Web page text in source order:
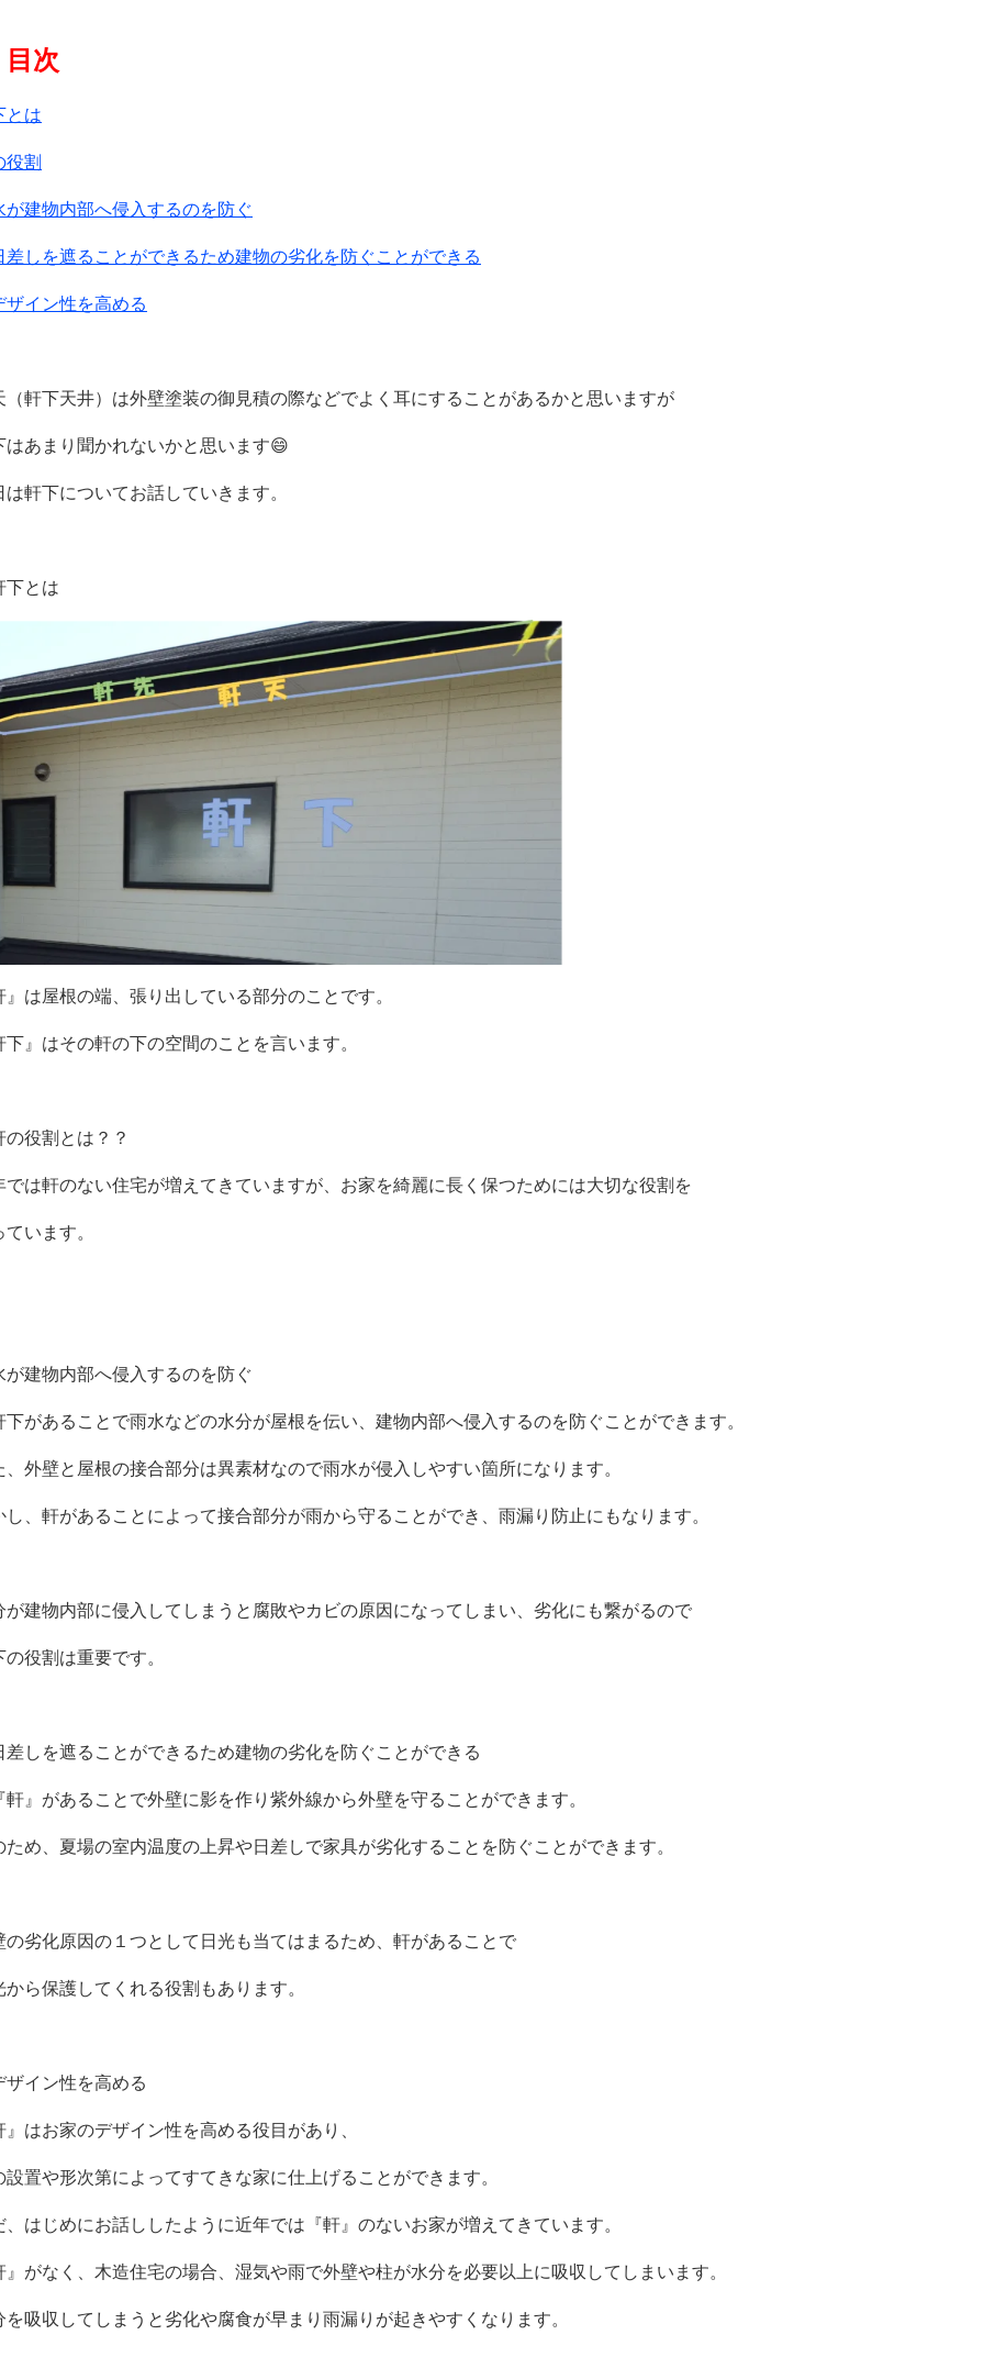
目次
とは
役割
が建物内部へ侵入するのを防ぐ
差しを遮ることができるため建物の劣化を防ぐことができる
ザイン性を高める
（軒下天井）は外壁塗装の御見積の際などでよく耳にすることがあるかと思いますが
はあまり聞かれないかと思います😄
は軒下についてお話していきます。
下とは
』は屋根の端、張り出している部分のことです。
下』はその軒の下の空間のことを言います。
の役割とは？？
では軒のない住宅が増えてきていますが、お家を綺麗に長く保つためには大切な役割を
ています。
が建物内部へ侵入するのを防ぐ
があることで雨水などの水分が屋根を伝い、建物内部へ侵入するのを防ぐことができます。
、外壁と屋根の接合部分は異素材なので雨水が侵入しやすい箇所になります。
し、軒があることによって接合部分が雨から守ることができ、雨漏り防止にもなります。
が建物内部に侵入してしまうと腐敗やカビの原因になってしまい、劣化にも繋がるので
の役割は重要です。
差しを遮ることができるため建物の劣化を防ぐことができる
』があることで外壁に影を作り紫外線から外壁を守ることができます。
ため、夏場の室内温度の上昇や日差しで家具が劣化することを防ぐことができます。
の劣化原因の１つとして日光も当てはまるため、軒があることで
から保護してくれる役割もあります。
ザイン性を高める
』はお家のデザイン性を高める役目があり、
設置や形次第によってすてきな家に仕上げることができます。
、はじめにお話ししたように近年では『軒』のないお家が増えてきています。
』がなく、木造住宅の場合、湿気や雨で外壁や柱が水分を必要以上に吸収してしまいます。
を吸収してしまうと劣化や腐食が早まり雨漏りが起きやすくなります。